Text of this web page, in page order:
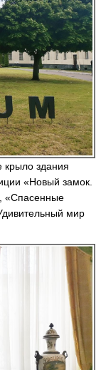
крыло здания
«Новый замок.
«Спасенные
мир